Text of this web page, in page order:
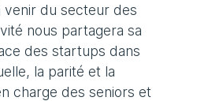
venir du secteur des
nous partagera sa
des startups dans
la parité et la
charge des seniors et